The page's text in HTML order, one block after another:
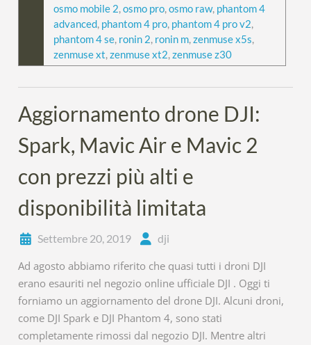
osmo mobile 2,osmo pro,osmo raw, phantom 4
advanced, phantom 4 pro, phantom 4 pro v2,
phantom 4 se, ronin 2, ronin m,zenmuse x5s,
zenmuse xt,zenmuse xt2,zenmuse z30
Aggiornamento drone DJI:
Spark, Mavic Air e Mavic 2
con prezzi più alti e
disponibilità limitata
Settembre 20, 2019 dji
Ad agosto abbiamo riferito che quasi tutti i droni DJI
erano esauriti nel negozio online ufficiale DJI . Oggi ti
forniamo un aggiornamento del drone DJI. Alcuni droni,
come DJI Spark e DJI Phantom 4, sono stati
completamente rimossi dal negozio DJI. Mentre altri